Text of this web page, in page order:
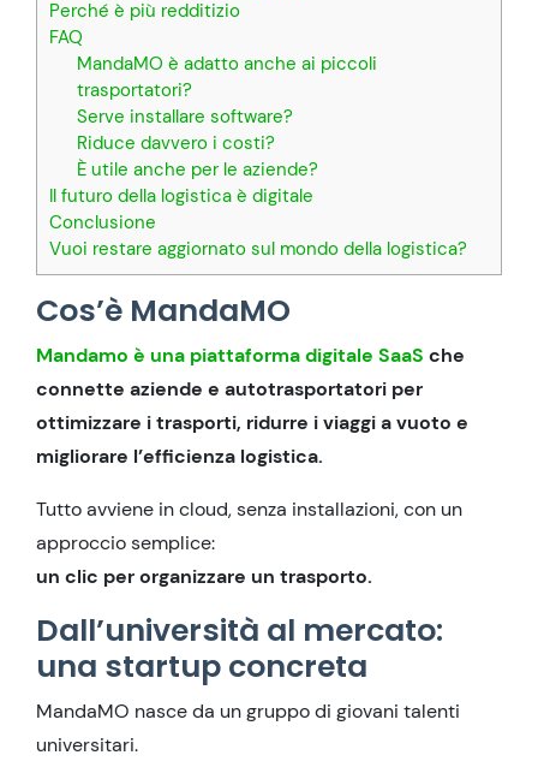
Perché è più redditizio
FAQ
MandaMO è adatto anche ai piccoli
trasportatori?
Serve installare software?
Riduce davvero i costi?
È utile anche per le aziende?
Il futuro della logistica è digitale
Conclusione
Vuoi restare aggiornato sul mondo della logistica?
Cos’è MandaMO
Mandamo è una piattaforma digitale SaaS che
connette aziende e autotrasportatori per
ottimizzare i trasporti, ridurre i viaggi a vuoto e
migliorare l’efficienza logistica.
Tutto avviene in cloud, senza installazioni, con un
approccio semplice:
un clic per organizzare un trasporto.
Dall’università al mercato:
una startup concreta
MandaMO nasce da un gruppo di giovani talenti
universitari.